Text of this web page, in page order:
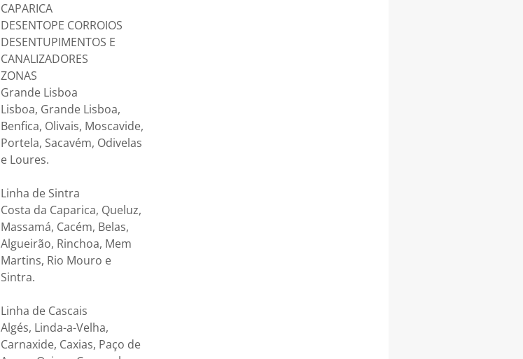
CAPARICA
DESENTOPE CORROIOS
DESENTUPIMENTOS E
CANALIZADORES
ZONAS
Grande Lisboa
Lisboa, Grande Lisboa,
Benfica, Olivais, Moscavide,
Portela, Sacavém, Odivelas
e Loures.
Linha de Sintra
Costa da Caparica, Queluz,
Massamá, Cacém, Belas,
Algueirão, Rinchoa, Mem
Martins, Rio Mouro e
Sintra.
Linha de Cascais
Algés, Linda-a-Velha,
Carnaxide, Caxias, Paço de